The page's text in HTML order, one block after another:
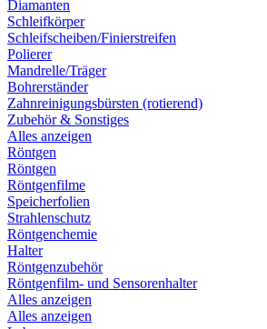
Diamanten
Schleifkörper
Schleifscheiben/Finierstreifen
Polierer
Mandrelle/Träger
Bohrerständer
Zahnreinigungsbürsten (rotierend)
Zubehör & Sonstiges
Alles anzeigen
Röntgen
Röntgen
Röntgenfilme
Speicherfolien
Strahlenschutz
Röntgenchemie
Halter
Röntgenzubehör
Röntgenfilm- und Sensorenhalter
Alles anzeigen
Alles anzeigen